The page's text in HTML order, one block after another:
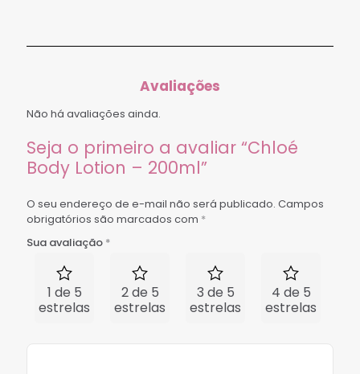
Avaliações
Não há avaliações ainda.
Seja o primeiro a avaliar “Chloé
Body Lotion – 200ml”
O seu endereço de e-mail não será publicado. Campos
obrigatórios são marcados com *
Sua avaliação *
1 de 5
estrelas
2 de 5
estrelas
3 de 5
estrelas
4 de 5
estrelas